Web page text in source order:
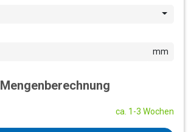
mm
Mengenberechnung
ca. 1-3 Wochen